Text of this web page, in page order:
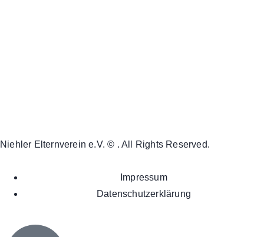
Niehler Elternverein e.V. © . All Rights Reserved.
Impressum
Datenschutzerklärung